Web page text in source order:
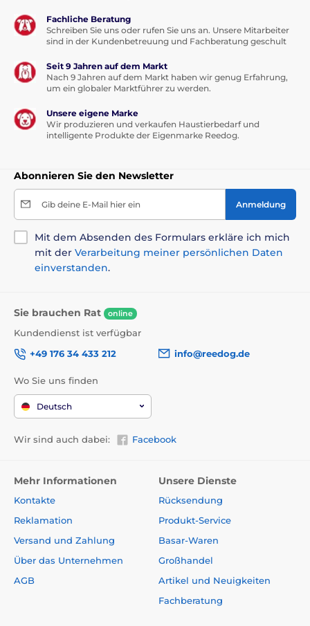
Fachliche Beratung
Schreiben Sie uns oder rufen Sie uns an. Unsere Mitarbeiter
sind in der Kundenbetreuung und Fachberatung geschult
Seit 9 Jahren auf dem Markt
Nach 9 Jahren auf dem Markt haben wir genug Erfahrung,
um ein globaler Marktführer zu werden.
Unsere eigene Marke
Wir produzieren und verkaufen Haustierbedarf und
intelligente Produkte der Eigenmarke Reedog.
Abonnieren Sie den Newsletter
Gib deine E-Mail hier ein Anmeldung
Mit dem Absenden des Formulars erkläre ich mich
mit der Verarbeitung meiner persönlichen Daten
einverstanden.
Sie brauchen Rat online
Kundendienst ist verfügbar
+49 176 34 433 212
info@reedog.de
Wo Sie uns finden
Deutsch
Wir sind auch dabei: Facebook
Mehr Informationen
Kontakte
Reklamation
Versand und Zahlung
Über das Unternehmen
AGB
Unsere Dienste
Rücksendung
Produkt-Service
Basar-Waren
Großhandel
Artikel und Neuigkeiten
Fachberatung